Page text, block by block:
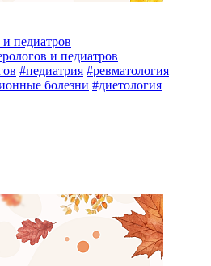
педиатров
и педиатров
#педиатрия #ревматология
болезни #диетология